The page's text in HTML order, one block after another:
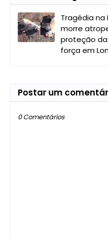
Tragédia na
morre
proteção
força em
Postar um
0 Comentários